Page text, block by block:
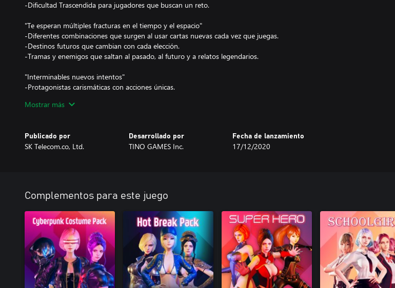
-Dificultad Trascendida para jugadores que buscan un reto.
"Te esperan múltiples fracturas en el tiempo y el espacio"
-Diferentes combinaciones que surgen al usar cartas nuevas cada vez que juegas.
-Destinos futuros que cambian con cada elección.
-Tramas y enemigos que saltan al pasado, al futuro y a relatos legendarios.
"Interminables nuevos intentos"
-Protagonistas carismáticas con acciones únicas.
-Diferentes combinaciones de habilidades basadas en cada personaje.
Las distintas cartas y enemigos que te encontrarás en tu viaje por el Neoverso, los problemas, la
euforia... Todo convergerá y te encontrarás a ti mismo en el futuro. . Disfrute de una victoria
Mostrar más
Publicado por
SK Telecom.co, Ltd.
Desarrollado por
TINO GAMES Inc.
Fecha de lanzamiento
17/12/2020
Complementos para este juego